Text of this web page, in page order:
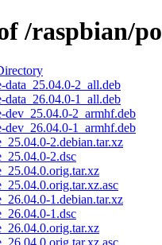
/raspbian/
data_25.04.0-2_all.deb
data_26.04.0-1_all.deb
dev_25.04.0-2_armhf.deb
dev_26.04.0-1_armhf.deb
2.debian.tar.xz
2.dsc
1.debian.tar.xz
1.dsc